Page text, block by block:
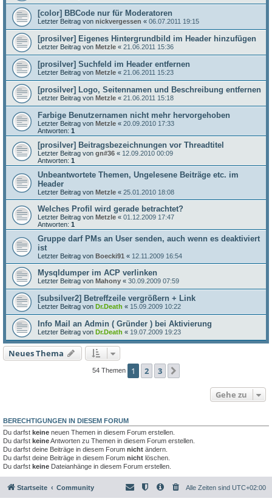
[color] BBCode nur für Moderatoren
Letzter Beitrag von nickvergessen « 06.07.2011 19:15
[prosilver] Eigenes Hintergrundbild im Header hinzufügen
Letzter Beitrag von Metzle « 21.06.2011 15:36
[prosilver] Suchfeld im Header entfernen
Letzter Beitrag von Metzle « 21.06.2011 15:23
[prosilver] Logo, Seitennamen und Beschreibung entfernen
Letzter Beitrag von Metzle « 21.06.2011 15:18
Farbige Benutzernamen nicht mehr hervorgehoben
Letzter Beitrag von Metzle « 20.09.2010 17:33
Antworten: 1
[prosilver] Beitragsbezeichnungen vor Threadtitel
Letzter Beitrag von gn#36 « 12.09.2010 00:09
Antworten: 1
Unbeantwortete Themen, Ungelesene Beiträge etc. im
Header
Letzter Beitrag von Metzle « 25.01.2010 18:08
Welches Profil wird gerade betrachtet?
Letzter Beitrag von Metzle « 01.12.2009 17:47
Antworten: 1
Gruppe darf PMs an User senden, auch wenn es deaktiviert
ist
Letzter Beitrag von Boecki91 « 12.11.2009 16:54
Mysqldumper im ACP verlinken
Letzter Beitrag von Mahony « 30.09.2009 07:59
[subsilver2] Betreffzeile vergrößern + Link
Letzter Beitrag von Dr.Death « 15.09.2009 10:22
Info Mail an Admin ( Gründer ) bei Aktivierung
Letzter Beitrag von Dr.Death « 19.07.2009 19:23
Neues Thema
54 Themen 1 2 3
Gehe zu
BERECHTIGUNGEN IN DIESEM FORUM
Du darfst keine neuen Themen in diesem Forum erstellen.
Du darfst keineAntworten zu Themen in diesem Forum erstellen.
Du darfst deine Beiträge in diesem Forum nicht ändern.
Du darfst deine Beiträge in diesem Forum nicht löschen.
Du darfst keine Dateianhänge in diesem Forum erstellen.
Startseite Community Alle Zeiten sind UTC+02:00